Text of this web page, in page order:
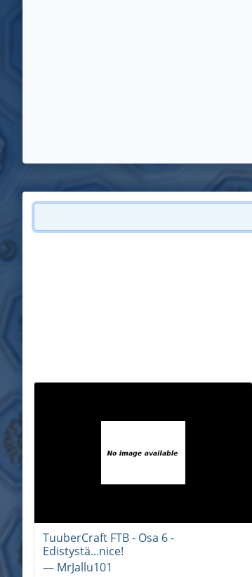
TuuberCraft FTB - Osa 6 -
Edistystä...nice!
― MrJallu101